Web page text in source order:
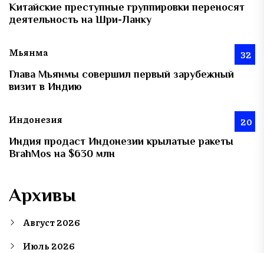
Китайские преступные группировки переносят
деятельность на Шри-Ланку
Мьянма 32
Глава Мьянмы совершил первый зарубежный
визит в Индию
Индонезия 20
Индия продаст Индонезии крылатые ракеты
BrahMos на $630 млн
Архивы
Август 2026
Июль 2026